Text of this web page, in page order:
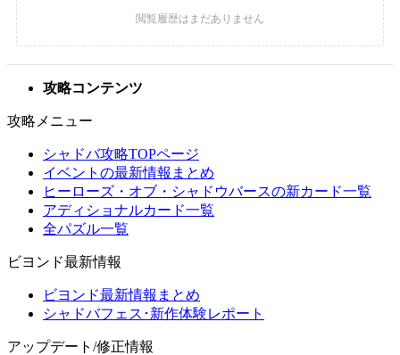
攻略コンテンツ
攻略メニュー
シャドバ攻略TOPページ
イベントの最新情報まとめ
ヒーローズ・オブ・シャドウバースの新カード一覧
アディショナルカード一覧
全パズル一覧
ビヨンド最新情報
ビヨンド最新情報まとめ
シャドバフェス･新作体験レポート
アップデート/修正情報